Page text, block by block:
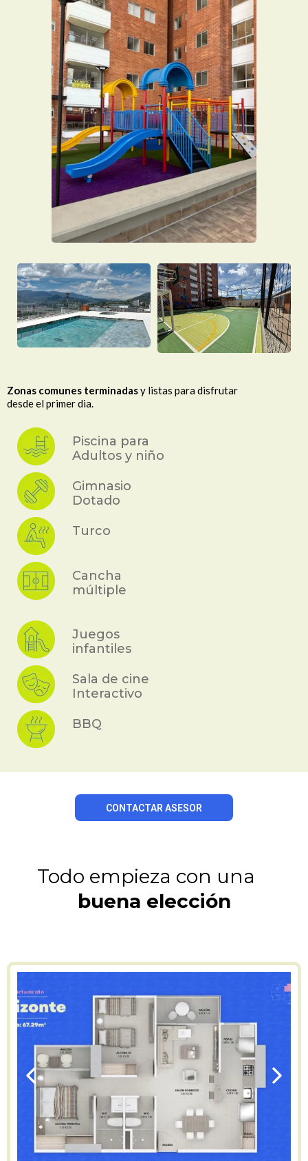
Zonas comunes terminadasy listas para disfrutar
desde el primer dia.
Piscina para
Adultos y niño
Gimnasio
Dotado
Turco
Cancha
múltiple
Juegos
infantiles
Sala de cine
Interactivo
BBQ
CONTACTAR ASESOR
Todo empieza con una
buena elección